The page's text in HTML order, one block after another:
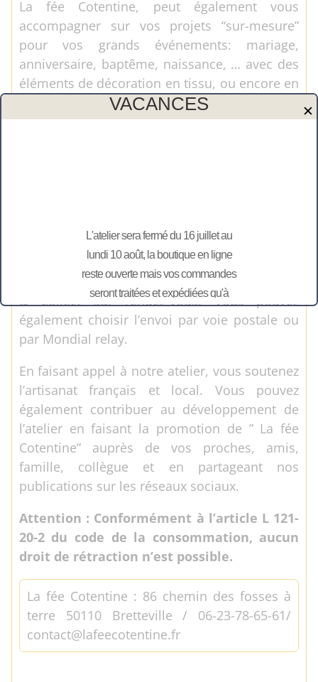
La fée Cotentine, peut également vous
accompagner sur vos projets “sur-mesure”
pour vos grands événements: mariage,
anniversaire, baptême, naissance, … avec des
éléments de décoration en tissu, ou encore en
bois gravés ou découpés, alors n’hésitez pas à
nous contacter.
département de la Manche.
L’atelier vous offre la possibilité de venir
retirer directement votre commande en Click
& Collect sur rendez-vous. Vous pouvez
également choisir l’envoi par voie postale ou
par Mondial relay.
En faisant appel à notre atelier, vous soutenez
l’artisanat français et local. Vous pouvez
également contribuer au développement de
l’atelier en faisant la promotion de ” La fée
Cotentine” auprès de vos proches, amis,
famille, collègue et en partageant nos
publications sur les réseaux sociaux.
Attention : Conformément à l’article L 121-
20-2 du code de la consommation, aucun
droit de rétraction n’est possible.
La fée Cotentine : 86 chemin des fosses à
terre 50110 Bretteville / 06-23-78-65-61/
contact@lafeecotentine.fr
VACANCES ✕
L'atelier sera fermé du 16 juillet au
lundi 10 août, la boutique en ligne
reste ouverte mais vos commandes
seront traitées et expédiées qu'à
partir du 11 août.